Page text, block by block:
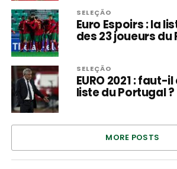
SELEÇÃO
Euro Espoirs : la
des 23 joueurs
SELEÇÃO
EURO 2021 :
liste du Portugal ?
MORE POSTS